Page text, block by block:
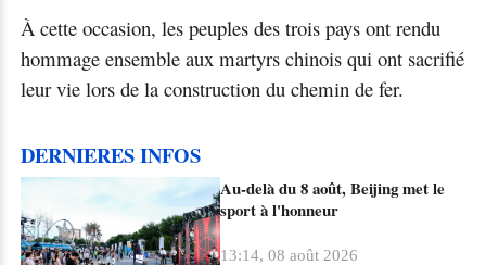
À cette occasion, les peuples des trois pays ont rendu
hommage ensemble aux martyrs chinois qui ont sacrifié
leur vie lors de la construction du chemin de fer.
DERNIERES INFOS
Au-delà du 8 août, Beijing met le
sport à l'honneur
13:14, 08 août 2026